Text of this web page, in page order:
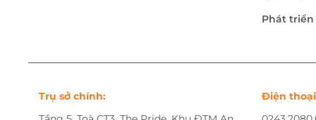
Phát
Trụ sở chính:
Điện